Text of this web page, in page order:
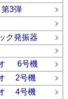
3弾
ク発振器
オ 6号機
オ 2号機
オ 4号機